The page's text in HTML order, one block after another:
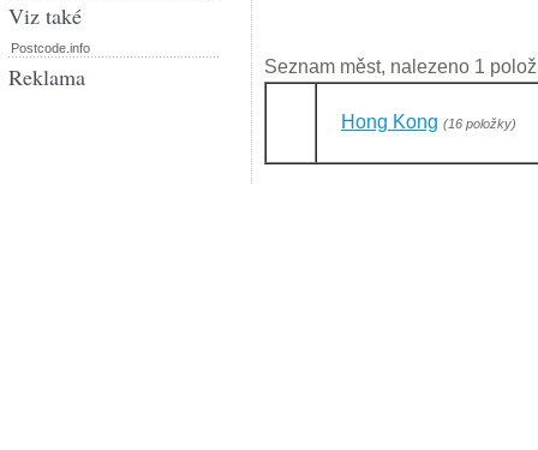
Seznam měst, nalezeno 1
Hong Kong (16 položky)
Viz také
Postcode.info
Reklama